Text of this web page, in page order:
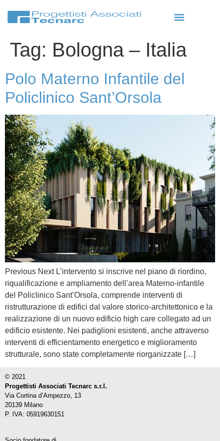
Tag: Bologna – Italia
Polo Materno Infantile del
Policlinico Sant’Orsola
Previous Next L’intervento si inscrive nel piano di riordino,
riqualificazione e ampliamento dell’area Materno-infantile
del Policlinico Sant’Orsola, comprende interventi di
ristrutturazione di edifici dal valore storico-architettonico e la
realizzazione di un nuovo edificio high care collegato ad un
edificio esistente. Nei padiglioni esistenti, anche attraverso
interventi di efficientamento energetico e miglioramento
strutturale, sono state completamente riorganizzate […]
© 2021
Progettisti Associati Tecnarc s.r.l.
Via Cortina d’Ampezzo, 13
20139 Milano
P. IVA: 05919630151